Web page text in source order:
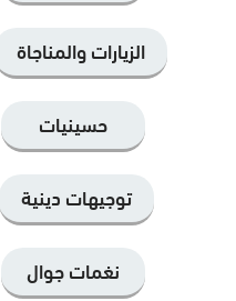
الزيارات والمناجاة
حسينيات
توجيهات دينية
نغمات جوال